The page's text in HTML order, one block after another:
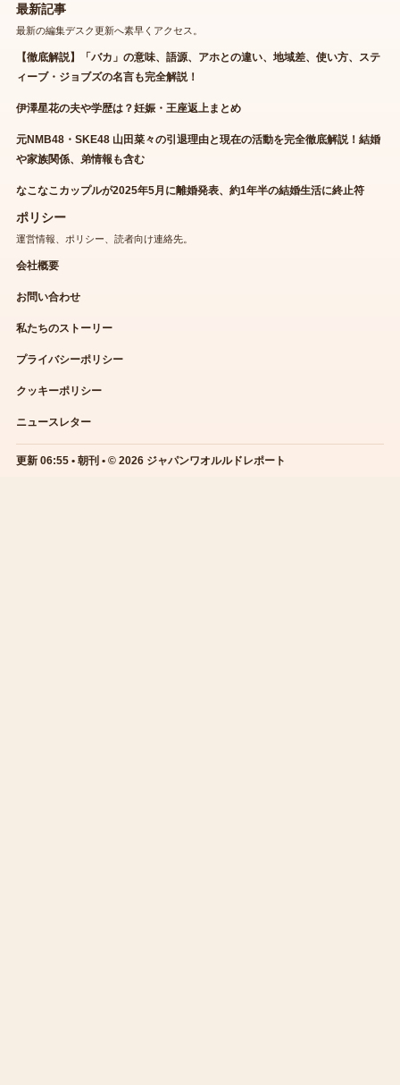
最新記事
最新の編集デスク更新へ素早くアクセス。
【徹底解説】「バカ」の意味、語源、アホとの違い、地域差、使い方、ステ
ィーブ・ジョブズの名言も完全解説！
伊澤星花の夫や学歴は？妊娠・王座返上まとめ
元NMB48・SKE48 山田菜々の引退理由と現在の活動を完全徹底解説！結婚
や家族関係、弟情報も含む
なこなこカップルが2025年5月に離婚発表、約1年半の結婚生活に終止符
ポリシー
運営情報、ポリシー、読者向け連絡先。
会社概要
お問い合わせ
私たちのストーリー
プライバシーポリシー
クッキーポリシー
ニュースレター
更新 06:55 • 朝刊 • © 2026 ジャパンワオルルドレポート